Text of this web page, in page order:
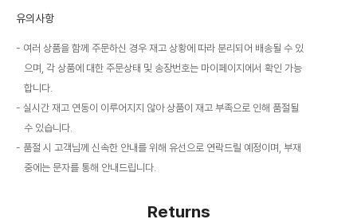
유의사항
여러 상품을 함께 주문하신 경우 재고 상황에 따라 분리되어 배송될 수 있
으며, 각 상품에 대한 주문상태 및 송장번호는 마이페이지에서 확인 가능
합니다.
실시간 재고 연동이 이루어지지 않아 상품이 재고 부족으로 인해 품절될
수 있습니다.
품절 시 고객님께 신속한 안내를 위해 유선으로 연락드릴 예정이며, 부재
중에는 문자를 통해 안내드립니다.
Returns